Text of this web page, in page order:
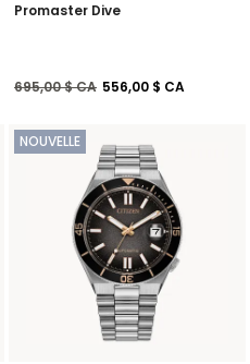
Promaster Dive
Prix réduit de
695,00 $ CAà556,00 $ CA
NOUVELLE